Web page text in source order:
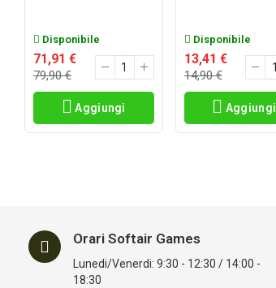
Disponibile
71,91 €
79,90 €
Aggiungi
Disponibile
13,41 €
14,90 €
Aggiungi
Orari Softair Games
Lunedi/Venerdi: 9:30 - 12:30 / 14:00 -
18:30